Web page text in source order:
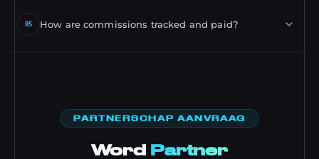
05 How are commissions tracked and paid?
PARTNERSCHAP AANVRAAG
Word Partner